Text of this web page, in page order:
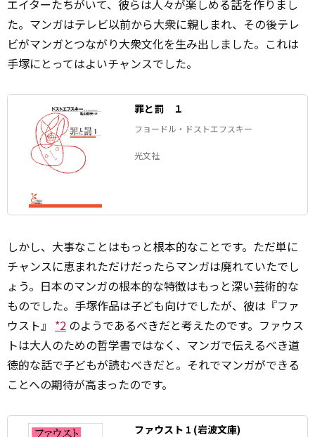
エイターたちがいて、彼らは人々が楽しめる話を作りまし
た。マンガはテレビ以前から大衆に親しまれ、その後テレ
ビがマンガとつながり大衆文化を生み出しました。これは
手塚にとってはよいチャンスでした。
罪と罰 １
フョードル・ドストエフスキー
光文社
しかし、大事なことはもっと根本的なことです。ただ単に
チャンスに恵まれただけだったらマンガは廃れていたでし
ょう。日本のマンガの根本的な特徴はもっと深い芸術的な
ものでした。手塚作品は子ども向けでしたが、彼は『ファ
ウスト』 *2 のようであるべきだと考えたのです。ファウス
トは大人のための哲学書ではなく、マンガで伝えるべき道
徳的な話で子どもが読むべきだと。それでマンガができる
ことへの期待が高まったのです。
ファウスト 1 (岩波文庫)